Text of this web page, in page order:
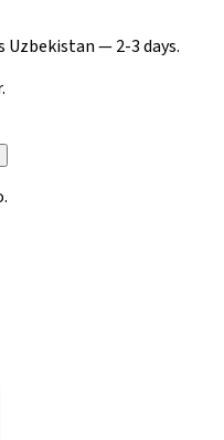
Uzbekistan — 2-3 days.